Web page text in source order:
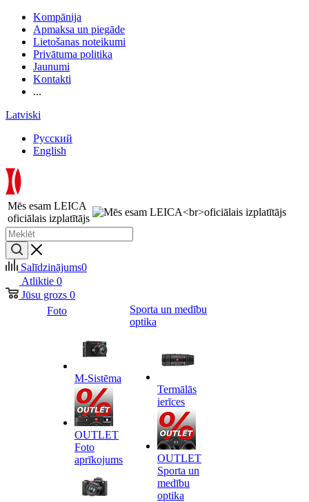
Kompānija
Apmaksa un piegāde
Lietošanas noteikumi
Privātuma politika
Jaunumi
Kontakti
...
Latviski
Русский
English
Mēs esam LEICA
oficiālais izplatītājs
Salīdzinājums0
Atliktie 0
Jūsu grozs 0
Foto
M-Sistēma
OUTLET
Foto
aprīkojums
Sporta un medību
optika
Termālās
ierīces
OUTLET
Sporta un
medību
optika